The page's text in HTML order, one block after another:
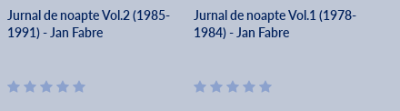
Jurnal de noapte Vol.2 (1985-
1991) - Jan Fabre
Jurnal de noapte Vol.1 (1978-
1984) - Jan Fabre